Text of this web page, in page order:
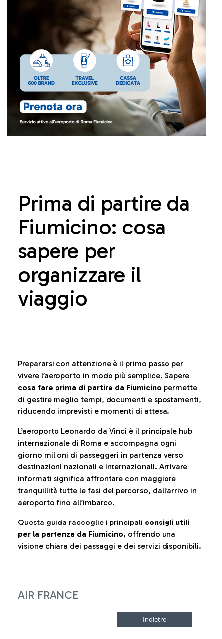
Prima di partire da
Fiumicino: cosa
sapere per
organizzare il
viaggio
Prepararsi con attenzione è il primo passo per
vivere l’aeroporto in modo più semplice. Sapere
cosa fare prima di partire da Fiumicino permette
di gestire meglio tempi, documenti e spostamenti,
riducendo imprevisti e momenti di attesa.
L’aeroporto Leonardo da Vinci è il principale hub
internazionale di Roma e accompagna ogni
giorno milioni di passeggeri in partenza verso
destinazioni nazionali e internazionali. Arrivare
informati significa affrontare con maggiore
tranquillità tutte le fasi del percorso, dall’arrivo in
aeroporto fino all’imbarco.
Questa guida raccoglie i principali consigli utili
per la partenza da Fiumicino, offrendo una
visione chiara dei passaggi e dei servizi disponibili.
AIR FRANCE